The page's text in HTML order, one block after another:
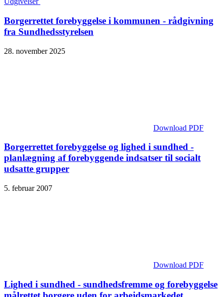
Borgerrettet forebyggelse i kommunen - rådgivning
fra Sundhedsstyrelsen
28. november 2025
Download PDF
Borgerrettet forebyggelse og lighed i sundhed -
planlægning af forebyggende indsatser til socialt
udsatte grupper
5. februar 2007
Download PDF
Lighed i sundhed - sundhedsfremme og forebyggelse